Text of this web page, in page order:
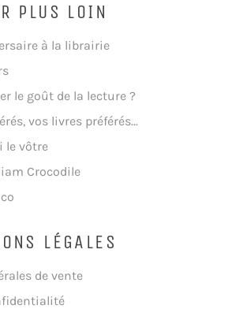
PLUS LOIN
à la librairie
le goût de la lecture ?
vos livres préférés...
le vôtre
Crocodile
LÉGALES
de vente